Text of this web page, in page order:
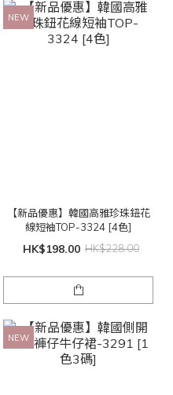
NEW
【新品優惠】韓國高雅珍珠鈕花
線短袖TOP-3324 [4色]
HK$198.00 HK$228.00
NEW